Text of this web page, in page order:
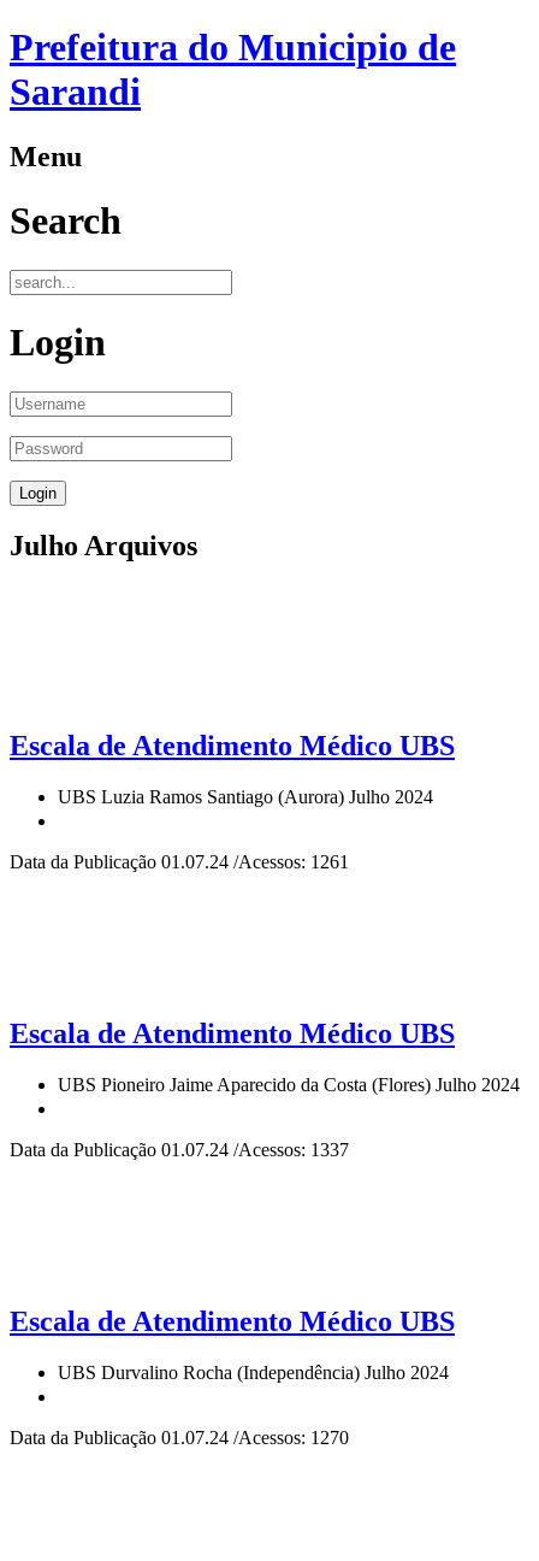
Prefeitura do Municipio de
Sarandi
Menu
Search
Login
Julho Arquivos
Escala de Atendimento Médico UBS
UBS Luzia Ramos Santiago (Aurora) Julho 2024
Data da Publicação 01.07.24 /Acessos: 1261
Escala de Atendimento Médico UBS
UBS Pioneiro Jaime Aparecido da Costa (Flores) Julho 2024
Data da Publicação 01.07.24 /Acessos: 1337
Escala de Atendimento Médico UBS
UBS Durvalino Rocha (Independência) Julho 2024
Data da Publicação 01.07.24 /Acessos: 1270